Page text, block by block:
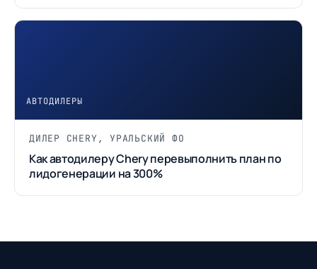
АВТОДИЛЕРЫ
ДИЛЕР CHERY, УРАЛЬСКИЙ ФО
Как автодилеру Chery перевыполнить план по
лидогенерации на 300%